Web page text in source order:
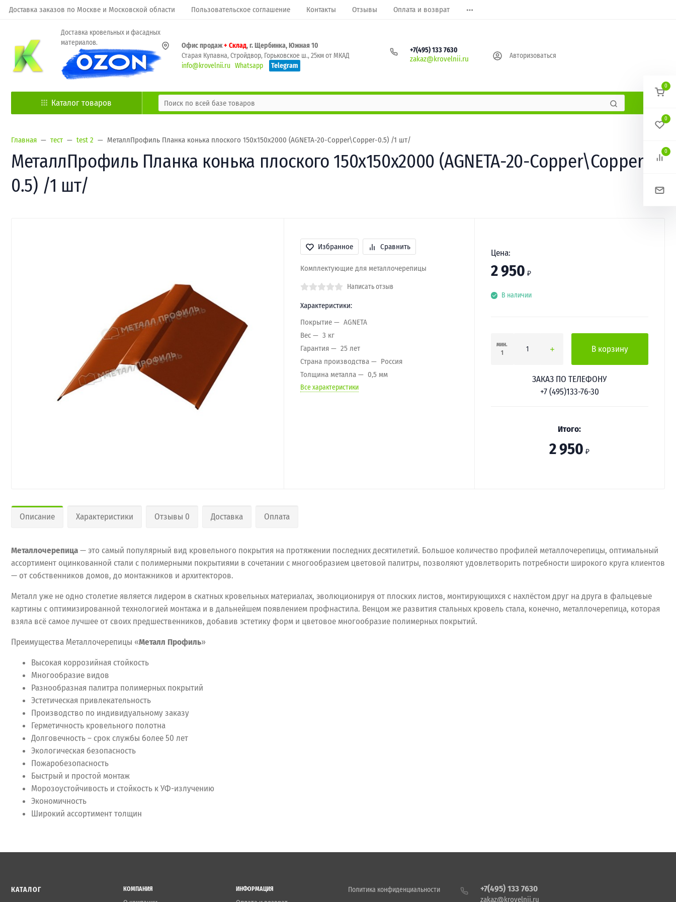
Доставка заказов по Москве и Московской области Пользовательское соглашение Контакты Отзывы Оплата и возврат
Доставка кровельных и фасадных
материалов.
Офис продаж+ Склад, г. Щербинка, Южная 10
Старая Купавна, Стройдвор, Горьковское ш., 25км от МКАД
info@krovelnii.ru Whatsapp Telegram
+7(495) 133 7630
zakaz@krovelnii.ru Авторизоваться
Каталог товаров
Главная тест test 2 МеталлПрофиль Планка конька плоского 150х150х2000 (AGNETA-20-Copper\Copper-0.5) /1 шт/
МеталлПрофиль Планка конька плоского 150х150х2000 (AGNETA-20-Copper\Copper-
0.5) /1 шт/
Избранное Сравнить
Комплектующие для металлочерепицы
Написать отзыв
Характеристики:
Покрытие
AGNETA
Вес
3 кг
Гарантия
25 лет
Страна производства
Россия
Толщина металла
0,5 мм
Все характеристики
Цена:
2 950 ₽
В наличии
мин.
1
В корзину
ЗАКАЗ ПО ТЕЛЕФОНУ
+7 (495)133-76-30
Итого:
2 950 ₽
Описание Характеристики Отзывы 0 Доставка Оплата
Металлочерепица— это самый популярный вид кровельного покрытия на протяжении последних десятилетий. Большое количество профилей металлочерепицы, оптимальный
ассортимент оцинкованной стали с полимерными покрытиями в сочетании с многообразием цветовой палитры, позволяют удовлетворить потребности широкого круга клиентов
— от собственников домов, до монтажников и архитекторов.
Металл уже не одно столетие является лидером в скатных кровельных материалах, эволюционируя от плоских листов, монтирующихся с нахлёстом друг на друга в фальцевые
картины с оптимизированной технологией монтажа и в дальнейшем появлением профнастила. Венцом же развития стальных кровель стала, конечно, металлочерепица, которая
взяла всё самое лучшее от своих предшественников, добавив эстетику форм и цветовое многообразие полимерных покрытий.
Преимущества Металлочерепицы «Металл Профиль»
Высокая коррозийная стойкость
Многообразие видов
Разнообразная палитра полимерных покрытий
Эстетическая привлекательность
Производство по индивидуальному заказу
Герметичность кровельного полотна
Долговечность – срок службы более 50 лет
Экологическая безопасность
Пожаробезопасность
Быстрый и простой монтаж
Морозоустойчивость и стойкость к УФ-излучению
Экономичность
Широкий ассортимент толщин
КАТАЛОГ
КОМПАНИЯ ИНФОРМАЦИЯ
Политика конфиденциальности
+7(495) 133 7630
zakaz@krovelnii.ru
0
0
0